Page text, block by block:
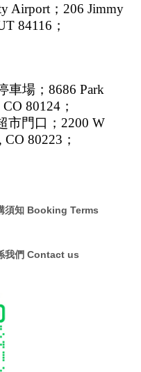
Airport；206 Jimmy
84116；
車場；8686 Park
80124；
市門口；2200 W
80223；
須知 Booking Terms
我們 Contact us